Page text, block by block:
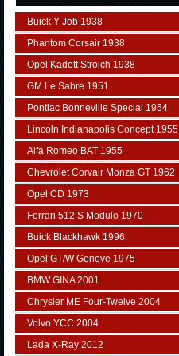
Buick Y-Job 1938
Phantom Corsair 1938
Opel Kadett Strolch 1938
GM Le Sabre 1951
Pontiac Bonneville Special 1954
Lincoln Indianapolis Concept 1955
Alfa Romeo BAT 1955
Chevrolet Corvair Monza GT 1962
Opel CD 1973
Ferrari 512 S Modulo 1970
Buick Blackhawk 1996
Opel GT/W Geneve 1975
BMW GINA 2001
Chrysler ME Four-Twelve 2004
Volvo YCC 2004
Lada X-Ray 2012